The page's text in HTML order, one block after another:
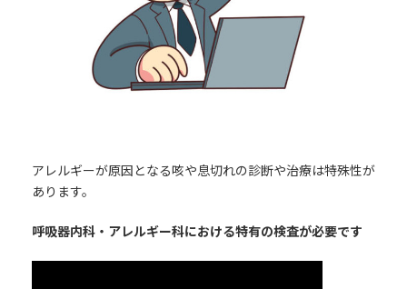
アレルギーが原因となる咳や息切れの診断や治療は特殊性が
あります。
呼吸器内科・アレルギー科における特有の検査が必要です